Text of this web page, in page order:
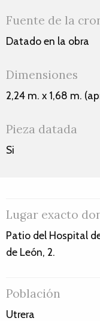
Fuente de la
Datado en la obra
Dimensiones
2,24 m. x 1,68 m.
Pieza datada
Si
Lugar exacto
Patio del Hospital
de León, 2.
Población
Utrera